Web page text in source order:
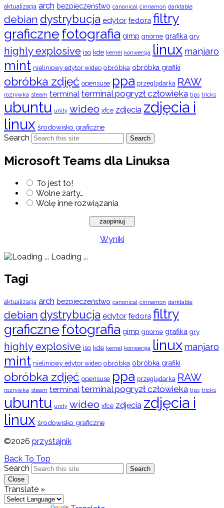
aktualizacja arch bezpieczeństwo canonical cinnamon darktable
debian dystrybucja edytor fedora filtry
graficznefotografia gimp gnome grafika gry
highly explosive iso kde kernel konwersja linux manjaro
mint nieliniowy edytor wideo obróbka obróbka grafiki
obróbka zdjęć opensuse ppa przeglądarka RAW
rozrywka steam terminal terminal pogryzł człowieka tips tricks
ubuntu unity wideo xfce zdjęcia zdjęcia i
linux środowisko graficzne
Search Search
Microsoft Teams dla Linuksa
To jest to!
Wolne żarty…
Wolę inne rozwiązania
Wyniki
Loading ...
Tagi
aktualizacja arch bezpieczeństwo canonical cinnamon darktable
debian dystrybucja edytor fedora filtry
graficznefotografia gimp gnome grafika gry
highly explosive iso kde kernel konwersja linux manjaro
mint nieliniowy edytor wideo obróbka obróbka grafiki
obróbka zdjęć opensuse ppa przeglądarka RAW
rozrywka steam terminal terminal pogryzł człowieka tips tricks
ubuntu unity wideo xfce zdjęcia zdjęcia i
linux środowisko graficzne
©2026 przystajnik
Back To Top
Search
Search
Close
Translate »